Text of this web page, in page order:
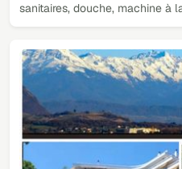
sanitaires, douche, machine à